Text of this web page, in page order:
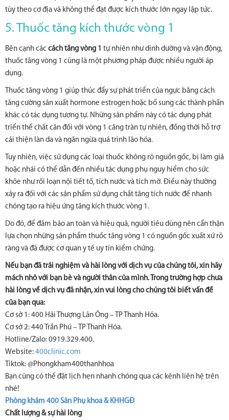
tùy theo cơ địa và không thể đạt được kích thước lớn ngay lập tức.
5. Thuốc tăng kích thước vòng 1
Bên cạnh các cách tăng vòng 1 tự nhiên như dinh dưỡng và vận động,
thuốc tăng vòng 1 cũng là một phương pháp được nhiều người áp
dụng.
Thuốc tăng vòng 1 giúp thúc đẩy sự phát triển của ngực bằng cách
tăng cường sản xuất hormone estrogen hoặc bổ sung các thành phần
khác có tác dụng tương tự. Những sản phẩm này có tác dụng phát
triển thể chất cân đối với vòng 1 căng tràn tự nhiên, đồng thời hỗ trợ
cải thiện làn da và ngăn ngừa quá trình lão hóa.
Tuy nhiên, việc sử dụng các loại thuốc không rõ nguồn gốc, bị làm giả
hoặc nhái có thể dẫn đến nhiều tác dụng phụ nguy hiểm cho sức
khỏe như rối loạn nội tiết tố, tích nước và tích mỡ. Điều này thường
xảy ra đối với các sản phẩm sử dụng chất tăng tích nước để nhanh
chóng tạo ra hiệu ứng tăng kích thước vòng 1.
Do đó, để đảm bảo an toàn và hiệu quả, người tiêu dùng nên cẩn thận
lựa chọn những sản phẩm thuốc tăng vòng 1 có nguồn gốc xuất xứ rõ
ràng và đã được cơ quan y tế uy tín kiểm chứng.
Nếu bạn đã trải nghiệm và hài lòng với dịch vụ của chúng tôi, xin hãy
mách nhỏ với bạn bè và người thân của mình. Trong trường hợp chưa
hài lòng về dịch vụ đã nhận, xin vui lòng cho chúng tôi biết vấn đề
của bạn qua:
Cơ sở 1: 400 Hải Thượng Lãn Ông – TP Thanh Hóa.
Cơ sở 2: 440 Trần Phú – TP Thanh Hóa.
Hotline/Zalo: 0919.329.400.
Website: 400clinic.com
Tiktok: @Phongkham400thanhhoa
Bạn cũng có thể đặt lịch hẹn nhanh chóng qua các kênh liên hệ trên
nhé!
Phòng khám 400 Sản Phụ khoa & KHHGĐ
Chất lượng & sự hài lòng